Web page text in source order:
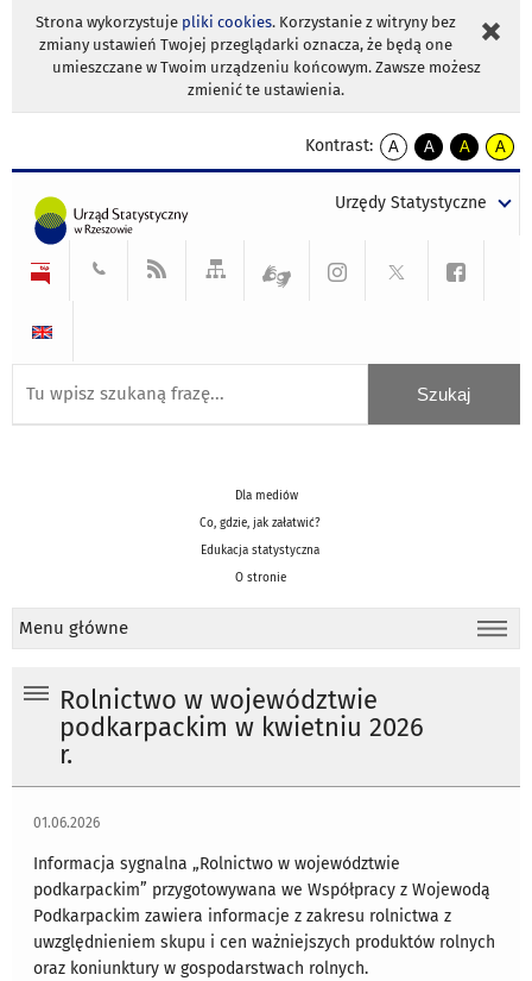
Strona wykorzystuje pliki cookies. Korzystanie z witryny bez
zmiany ustawień Twojej przeglądarki oznacza, że będą one
umieszczane w Twoim urządzeniu końcowym. Zawsze możesz
zmienić te ustawienia.
Kontrast:
A
kontrast
A
kontrast
tekst
czarnym
A
kontrast
tekst
czarnym
A
tekst
żółtym
Urzędy Statystyczne
Dla mediów
Co, gdzie, jak załatwić?
Edukacja statystyczna
O stronie
Menu główne
Rolnictwo w województwie
podkarpackim w kwietniu 2026
r.
01.06.2026
Informacja sygnalna „Rolnictwo w województwie
podkarpackim” przygotowywana we Współpracy z Wojewodą
Podkarpackim zawiera informacje z zakresu rolnictwa z
uwzględnieniem skupu i cen ważniejszych produktów rolnych
oraz koniunktury w gospodarstwach rolnych.